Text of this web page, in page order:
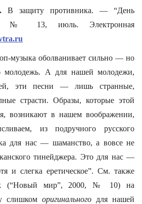
В защиту противника. — “День
№ 13, июль. Электронная
музыка оболванивает сильно — но
молодежь. А для нашей молодежи,
эти песни — лишь странные,
страсти. Образы, которые этой
возникают в нашем воображении,
из подручного русского
для нас — шаманство, а вовсе не
тинейджера. Это для нас —
и слегка еретическое”. См. также
(“Новый мир”, 2000, № 10) на
слишком оригинального для нашей